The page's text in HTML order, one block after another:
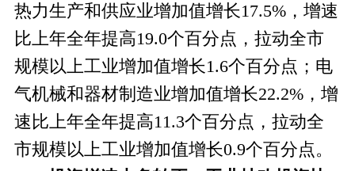
热力生产和供应业增加值增长17.5%， 增速
比 上年全年提高19.0个百分点，拉动全市
规模以上工业增加值增长1.6个百分点 ；电
气机械和器材制造业增加值增长22.2%，增
速比 上年全年提高11.3个百分点，拉动全
市规模以上工业增加值增长0.9个百分点。